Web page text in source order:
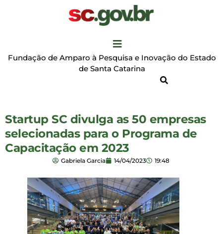
Fundação de Amparo à Pesquisa e Inovação do Estado
de Santa Catarina
Startup SC divulga as 50 empresas
selecionadas para o Programa de
Capacitação em 2023
Gabriela Garcia 14/04/2023 19:48